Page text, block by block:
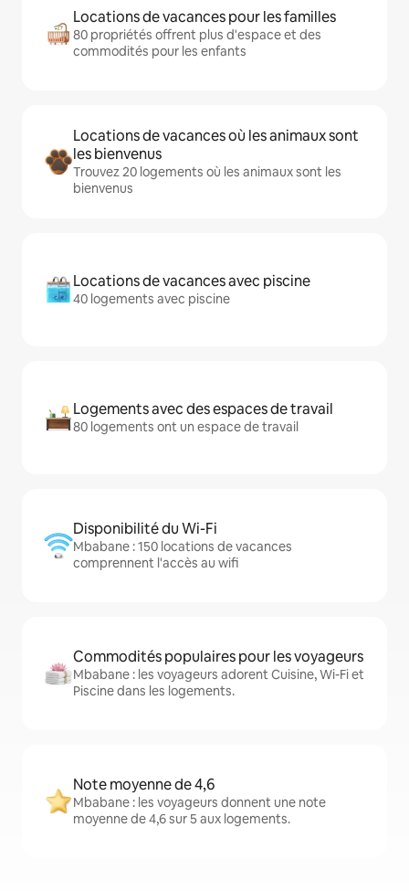
Locations de vacances pour les familles
80 propriétés offrent plus d'espace et des
commodités pour les enfants
Locations de vacances où les animaux sont
les bienvenus
Trouvez 20 logements où les animaux sont les
bienvenus
Locations de vacances avec piscine
40 logements avec piscine
Logements avec des espaces de travail
80 logements ont un espace de travail
Disponibilité du Wi-Fi
Mbabane : 150 locations de vacances
comprennent l'accès au wifi
Commodités populaires pour les voyageurs
Mbabane : les voyageurs adorent Cuisine, Wi-Fi et
Piscine dans les logements.
Note moyenne de 4,6
Mbabane : les voyageurs donnent une note
moyenne de 4,6 sur 5 aux logements.